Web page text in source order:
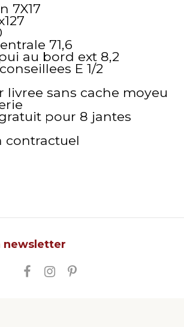
7X17
71,6
au bord ext 8,2
E 1/2
livree sans cache moyeu
pour 8 jantes
contractuel
newsletter